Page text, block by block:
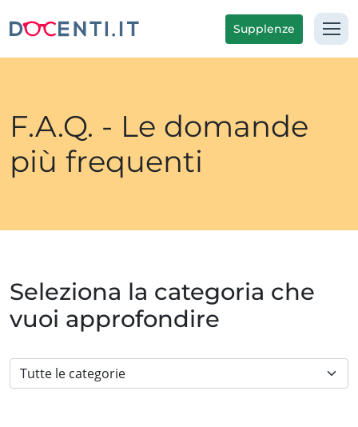
Supplenze
F.A.Q. - Le domande
più frequenti
Seleziona la categoria che
vuoi approfondire